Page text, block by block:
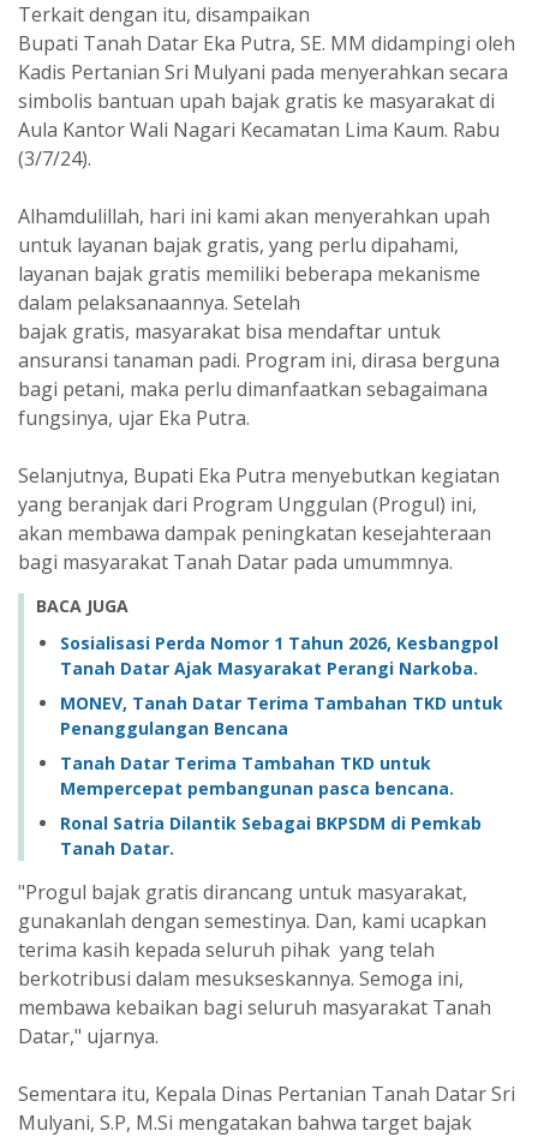
Terkait dengan itu, disampaikan
Bupati Tanah Datar Eka Putra, SE. MM didampingi oleh
Kadis Pertanian Sri Mulyani pada menyerahkan secara
simbolis bantuan upah bajak gratis ke masyarakat di
Aula Kantor Wali Nagari Kecamatan Lima Kaum. Rabu
(3/7/24).
Alhamdulillah, hari ini kami akan menyerahkan upah
untuk layanan bajak gratis, yang perlu dipahami,
layanan bajak gratis memiliki beberapa mekanisme
dalam pelaksanaannya. Setelah
bajak gratis, masyarakat bisa mendaftar untuk
ansuransi tanaman padi. Program ini, dirasa berguna
bagi petani, maka perlu dimanfaatkan sebagaimana
fungsinya, ujar Eka Putra.
Selanjutnya, Bupati Eka Putra menyebutkan kegiatan
yang beranjak dari Program Unggulan (Progul) ini,
akan membawa dampak peningkatan kesejahteraan
bagi masyarakat Tanah Datar pada umummnya.
BACA JUGA
Sosialisasi Perda Nomor 1 Tahun 2026, Kesbangpol
Tanah Datar Ajak Masyarakat Perangi Narkoba.
MONEV, Tanah Datar Terima Tambahan TKD untuk
Penanggulangan Bencana
Tanah Datar Terima Tambahan TKD untuk
Mempercepat pembangunan pasca bencana.
Ronal Satria Dilantik Sebagai BKPSDM di Pemkab
Tanah Datar.
"Progul bajak gratis dirancang untuk masyarakat,
gunakanlah dengan semestinya. Dan, kami ucapkan
terima kasih kepada seluruh pihak yang telah
berkotribusi dalam mesukseskannya. Semoga ini,
membawa kebaikan bagi seluruh masyarakat Tanah
Datar," ujarnya.
Sementara itu, Kepala Dinas Pertanian Tanah Datar Sri
Mulyani, S.P, M.Si mengatakan bahwa target bajak